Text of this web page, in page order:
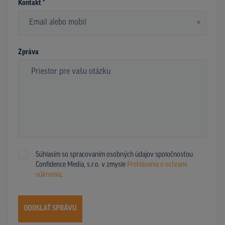
Kontakt *
*
Zpráva
Súhlasím so spracovaním osobných údajov spoločnosťou
Confidence Media, s.r.o. v zmysle Prehlásenia o ochrane
súkromia.
ODOSLAŤ SPRÁVU